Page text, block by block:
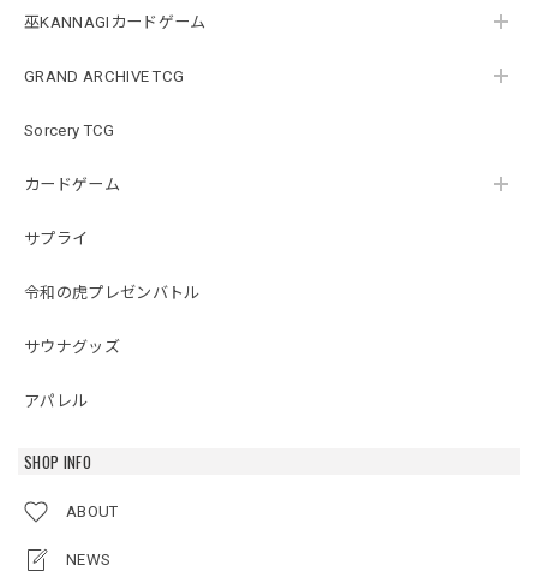
巫KANNAGIカードゲーム
GRAND ARCHIVE TCG
Sorcery TCG
カードゲーム
サプライ
令和の虎プレゼンバトル
サウナグッズ
アパレル
SHOP INFO
ABOUT
NEWS